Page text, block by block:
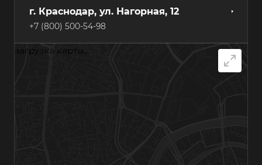
г. Краснодар, ул. Нагорная, 12
+7 (800) 500-54-98
загрузка карты...